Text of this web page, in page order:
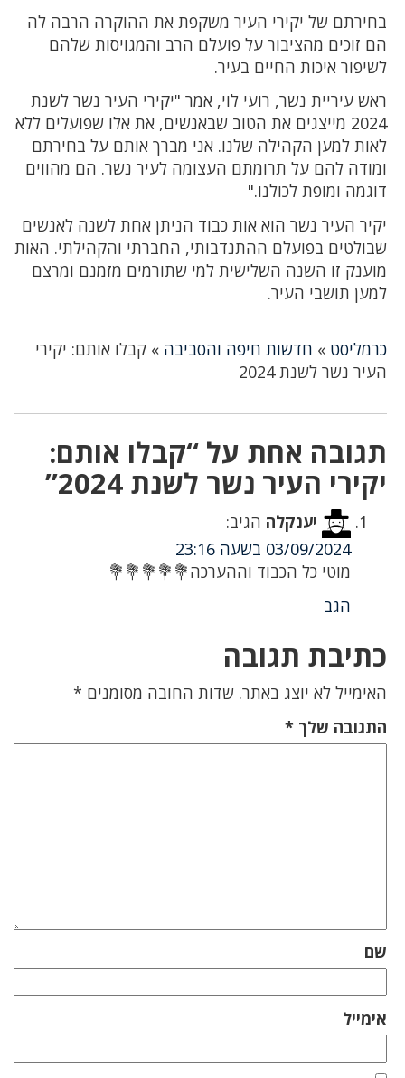
בחירתם של יקירי העיר משקפת את ההוקרה הרבה לה
הם זוכים מהציבור על פועלם הרב והמגויסות שלהם
לשיפור איכות החיים בעיר.
ראש עיריית נשר, רועי לוי, אמר "יקירי העיר נשר לשנת
2024 מייצגים את הטוב שבאנשים, את אלו שפועלים ללא
לאות למען הקהילה שלנו. אני מברך אותם על בחירתם
ומודה להם על תרומתם העצומה לעיר נשר. הם מהווים
דוגמה ומופת לכולנו."
יקיר העיר נשר הוא אות כבוד הניתן אחת לשנה לאנשים
שבולטים בפועלם ההתנדבותי, החברתי והקהילתי. האות
מוענק זו השנה השלישית למי שתורמים מזמנם ומרצם
למען תושבי העיר.
כרמליסט » חדשות חיפה והסביבה » קבלו אותם: יקירי
העיר נשר לשנת 2024
תגובה אחת על “קבלו אותם:
יקירי העיר נשר לשנת 2024”
יענקלה הגיב:
03/09/2024 בשעה 23:16
מוטי כל הכבוד וההערכה💐💐💐💐💐
הגב
כתיבת תגובה
האימייל לא יוצג באתר. שדות החובה מסומנים *
התגובה שלך *
שם
אימייל